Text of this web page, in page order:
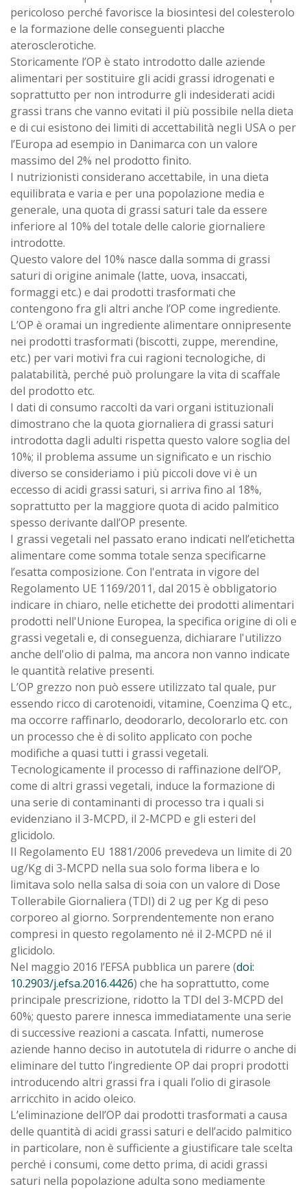
pericoloso perché favorisce la biosintesi del colesterolo
e la formazione delle conseguenti placche
aterosclerotiche.
Storicamente l’OP è stato introdotto dalle aziende
alimentari per sostituire gli acidi grassi idrogenati e
soprattutto per non introdurre gli indesiderati acidi
grassi trans che vanno evitati il più possibile nella dieta
e di cui esistono dei limiti di accettabilità negli USA o per
l’Europa ad esempio in Danimarca con un valore
massimo del 2% nel prodotto finito.
I nutrizionisti considerano accettabile, in una dieta
equilibrata e varia e per una popolazione media e
generale, una quota di grassi saturi tale da essere
inferiore al 10% del totale delle calorie giornaliere
introdotte.
Questo valore del 10% nasce dalla somma di grassi
saturi di origine animale (latte, uova, insaccati,
formaggi etc.) e dai prodotti trasformati che
contengono fra gli altri anche l’OP come ingrediente.
L’OP è oramai un ingrediente alimentare onnipresente
nei prodotti trasformati (biscotti, zuppe, merendine,
etc.) per vari motivi fra cui ragioni tecnologiche, di
palatabilità, perché può prolungare la vita di scaffale
del prodotto etc.
I dati di consumo raccolti da vari organi istituzionali
dimostrano che la quota giornaliera di grassi saturi
introdotta dagli adulti rispetta questo valore soglia del
10%; il problema assume un significato e un rischio
diverso se consideriamo i più piccoli dove vi è un
eccesso di acidi grassi saturi, si arriva fino al 18%,
soprattutto per la maggiore quota di acido palmitico
spesso derivante dall’OP presente.
I grassi vegetali nel passato erano indicati nell’etichetta
alimentare come somma totale senza specificarne
l’esatta composizione. Con l'entrata in vigore del
Regolamento UE 1169/2011, dal 2015 è obbligatorio
indicare in chiaro, nelle etichette dei prodotti alimentari
prodotti nell'Unione Europea, la specifica origine di oli e
grassi vegetali e, di conseguenza, dichiarare l'utilizzo
anche dell'olio di palma, ma ancora non vanno indicate
le quantità relative presenti.
L’OP grezzo non può essere utilizzato tal quale, pur
essendo ricco di carotenoidi, vitamine, Coenzima Q etc.,
ma occorre raffinarlo, deodorarlo, decolorarlo etc. con
un processo che è di solito applicato con poche
modifiche a quasi tutti i grassi vegetali.
Tecnologicamente il processo di raffinazione dell’OP,
come di altri grassi vegetali, induce la formazione di
una serie di contaminanti di processo tra i quali si
evidenziano il 3-MCPD, il 2-MCPD e gli esteri del
glicidolo.
Il Regolamento EU 1881/2006 prevedeva un limite di 20
ug/Kg di 3-MCPD nella sua solo forma libera e lo
limitava solo nella salsa di soia con un valore di Dose
Tollerabile Giornaliera (TDI) di 2 ug per Kg di peso
corporeo al giorno. Sorprendentemente non erano
compresi in questo regolamento né il 2-MCPD né il
glicidolo.
Nel maggio 2016 l’EFSA pubblica un parere (doi:
10.2903/j.efsa.2016.4426) che ha soprattutto, come
principale prescrizione, ridotto la TDI del 3-MCPD del
60%; questo parere innesca immediatamente una serie
di successive reazioni a cascata. Infatti, numerose
aziende hanno deciso in autotutela di ridurre o anche di
eliminare del tutto l’ingrediente OP dai propri prodotti
introducendo altri grassi fra i quali l’olio di girasole
arricchito in acido oleico.
L’eliminazione dell’OP dai prodotti trasformati a causa
delle quantità di acidi grassi saturi e dell’acido palmitico
in particolare, non è sufficiente a giustificare tale scelta
perché i consumi, come detto prima, di acidi grassi
saturi nella popolazione adulta sono mediamente